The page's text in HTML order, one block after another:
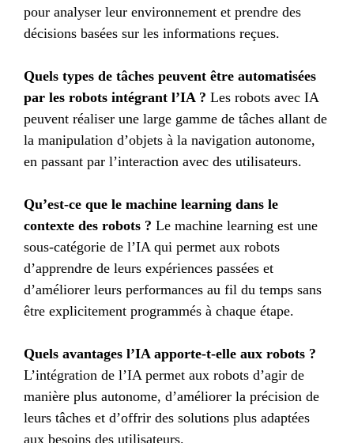
pour analyser leur environnement et prendre des
décisions basées sur les informations reçues.
Quels types de tâches peuvent être automatisées
par les robots intégrant l’IA ? Les robots avec IA
peuvent réaliser une large gamme de tâches allant de
la manipulation d’objets à la navigation autonome,
en passant par l’interaction avec des utilisateurs.
Qu’est-ce que le machine learning dans le
contexte des robots ? Le machine learning est une
sous-catégorie de l’IA qui permet aux robots
d’apprendre de leurs expériences passées et
d’améliorer leurs performances au fil du temps sans
être explicitement programmés à chaque étape.
Quels avantages l’IA apporte-t-elle aux robots ?
L’intégration de l’IA permet aux robots d’agir de
manière plus autonome, d’améliorer la précision de
leurs tâches et d’offrir des solutions plus adaptées
aux besoins des utilisateurs.